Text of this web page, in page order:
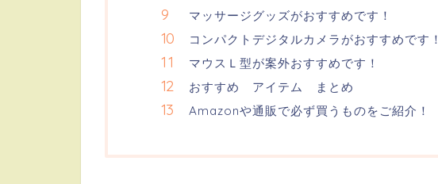
マッサージグッズがおすすめです！
コンパクトデジタルカメラがおすすめです！
マウスＬ型が案外おすすめです！
おすすめ アイテム まとめ
Amazonや通販で必ず買うものをご紹介！